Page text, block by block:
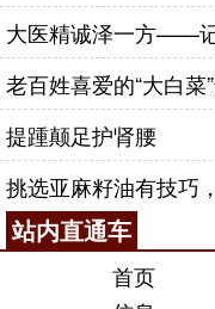
大医精诚泽一方——
老百姓喜爱的“大白
提踵颠足护肾腰
挑选亚麻籽油有技巧
站内直通车
首页